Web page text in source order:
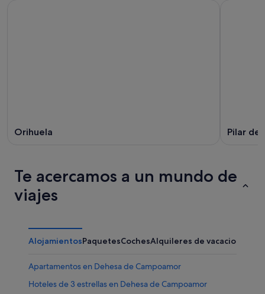
Orihuela Pilar de
Te acercamos a un mundo de
viajes
AlojamientosPaquetesCochesAlquileres de vacaciones
Apartamentos en Dehesa de Campoamor
Hoteles de 3 estrellas en Dehesa de Campoamor